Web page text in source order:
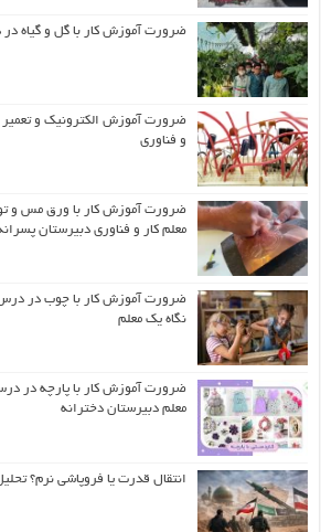
ضرورت آموزش کار با گل و گیاه
ضرورت آموزش الکترونیک و تعمیر
و فناوری
ضرورت آموزش کار با ورق مس و
معلم کار و فناوری دبیرستان
ضرورت آموزش کار با چوب در درس
نگاه یک معلم
ضرورت آموزش کار با پارچه در
معلم دبیرستان دخترانه
انتقال قدرت یا فروپاشی نرم؟